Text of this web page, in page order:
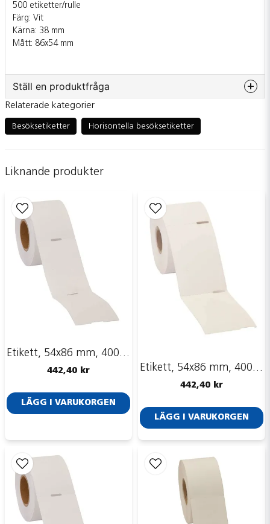
500 etiketter/rulle
Färg: Vit
Kärna: 38 mm
Mått: 86x54 mm
Ställ en produktfråga
Fråga oss något om denna produkten...
name
email
Mejladress
Ja, ni får publicera min fråga
Skicka fråga
Relaterade kategorier
Besöksetiketter Horisontella besöksetiketter
Liknande produkter
Etikett, 54x86 mm, 400 st
442,40 kr
LÄGG I VARUKORGEN
Etikett, 54x86 mm, 400 st
442,40 kr
LÄGG I VARUKORGEN